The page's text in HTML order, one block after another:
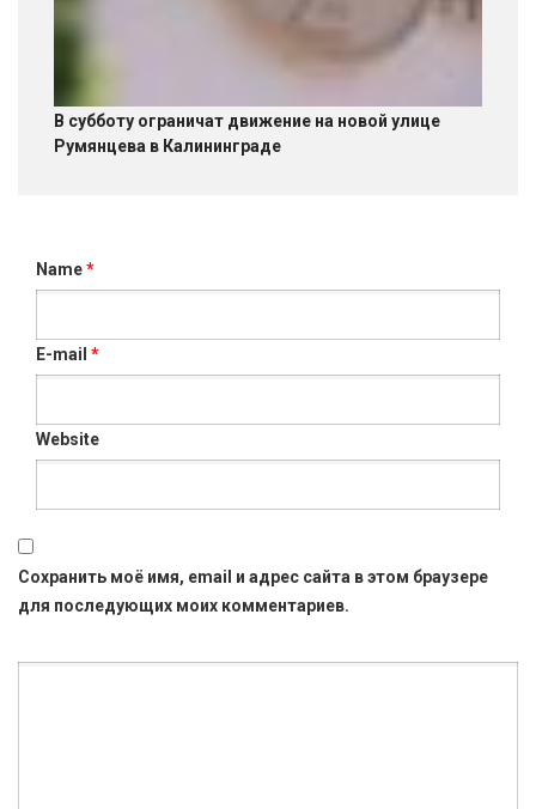
В субботу ограничат движение на новой улице
Румянцева в Калининграде
Name*
E-mail *
Website
Сохранить моё имя, email и адрес сайта в этом браузере
для последующих моих комментариев.